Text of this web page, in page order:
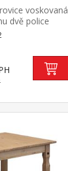
voskovaná
dvě police
2